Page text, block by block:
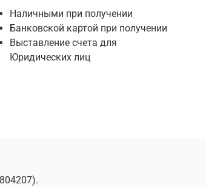
Наличными при получении
Банковской картой при получении
Выставление счета для
Юридических лиц